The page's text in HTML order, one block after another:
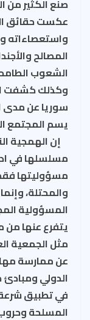
صنع الكثير من
عكست حقائق
واستعصاءاته
المصالح
الشعوب
وكذلك كشفت
سوريا عن مدى
يسم المجتمع
إن الهمجية
مسلسلها في
مسؤوليتها
والمحتلة،
المسؤولية
يتفرع عنها
مثل الجمعية
عن ممارسة
الدولي
في تطبيق
المسلحة وحروب